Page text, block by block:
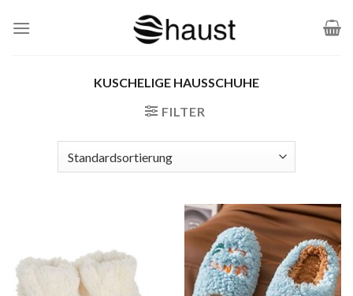
Inhalt
KUSCHELIGE HAUSSCHUHE
FILTER